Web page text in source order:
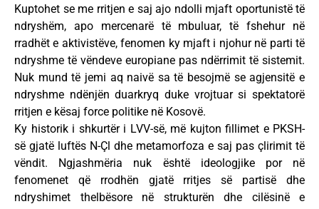
Kuptohet se me rritjen e saj ajo ndolli mjaft oportunistë të
ndryshëm, apo mercenarë të mbuluar, të fshehur në
rradhët e aktivistëve, fenomen ky mjaft i njohur në parti të
ndryshme të vëndeve europiane pas ndërrimit të sistemit.
Nuk mund të jemi aq naivë sa të besojmë se agjensitë e
ndryshme ndënjën duarkryq duke vrojtuar si spektatorë
rritjen e kësaj force politike në Kosovë.
Ky historik i shkurtër i LVV-së, më kujton fillimet e PKSH-
së gjatë luftës N-Çl dhe metamorfoza e saj pas çlirimit të
vëndit. Ngjashmëria nuk është ideologjike por në
fenomenet që rrodhën gjatë rritjes së partisë dhe
ndryshimet thelbësore në strukturën dhe cilësinë e